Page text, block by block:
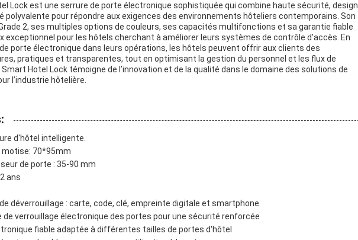
Lock est une serrure de porte électronique sophistiquée qui combine haute sécurité, design
pour répondre aux exigences des environnements hôteliers contemporains. Son
2, ses multiples options de couleurs, ses capacités multifonctions et sa garantie fiable
exceptionnel pour les hôtels cherchant à améliorer leurs systèmes de contrôle d'accès. En
porte électronique dans leurs opérations, les hôtels peuvent offrir aux clients des
pratiques et transparentes, tout en optimisant la gestion du personnel et les flux de
Hotel Lock témoigne de l’innovation et de la qualité dans le domaine des solutions de
l’industrie hôtelière.
d'hôtel intelligente.
motise: 70*95mm
de porte : 35-90 mm
ans
déverrouillage : carte, code, clé, empreinte digitale et smartphone
de verrouillage électronique des portes pour une sécurité renforcée
fiable adaptée à différentes tailles de portes d'hôtel